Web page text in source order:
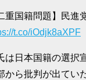
重国籍問題】民進
t.co/iOdjk8aXPF
は日本国籍の選択
から批判が出てい